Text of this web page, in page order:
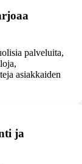
palveluita,
asiakkaiden
ja